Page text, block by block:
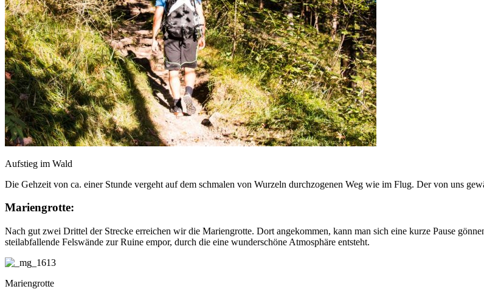
Aufstieg im Wald
Die Gehzeit von ca. einer Stunde vergeht auf dem schmalen von Wurzeln durchzogenen Weg wie im Flug. Der von uns
Mariengrotte:
Nach gut zwei Drittel der Strecke erreichen wir die Mariengrotte. Dort angekommen, kann man sich eine kurze Pause
steilabfallende Felswände zur Ruine empor, durch die eine wunderschöne Atmosphäre entsteht.
Mariengrotte